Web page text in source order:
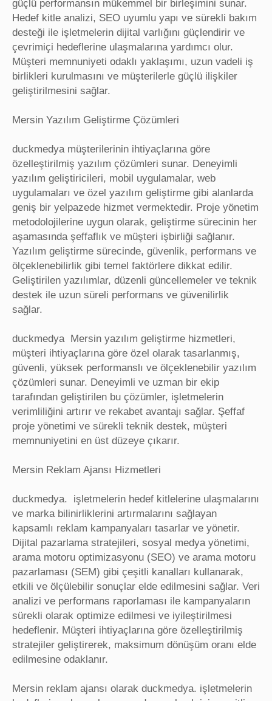
güçlü performansın mükemmel bir birleşimini sunar.
Hedef kitle analizi, SEO uyumlu yapı ve sürekli bakım
desteği ile işletmelerin dijital varlığını güçlendirir ve
çevrimiçi hedeflerine ulaşmalarına yardımcı olur.
Müşteri memnuniyeti odaklı yaklaşımı, uzun vadeli iş
birlikleri kurulmasını ve müşterilerle güçlü ilişkiler
geliştirilmesini sağlar.
Mersin Yazılım Geliştirme Çözümleri
duckmedya müşterilerinin ihtiyaçlarına göre
özelleştirilmiş yazılım çözümleri sunar. Deneyimli
yazılım geliştiricileri, mobil uygulamalar, web
uygulamaları ve özel yazılım geliştirme gibi alanlarda
geniş bir yelpazede hizmet vermektedir. Proje yönetim
metodolojilerine uygun olarak, geliştirme sürecinin her
aşamasında şeffaflık ve müşteri işbirliği sağlanır.
Yazılım geliştirme sürecinde, güvenlik, performans ve
ölçeklenebilirlik gibi temel faktörlere dikkat edilir.
Geliştirilen yazılımlar, düzenli güncellemeler ve teknik
destek ile uzun süreli performans ve güvenilirlik
sağlar.
duckmedya Mersin yazılım geliştirme hizmetleri,
müşteri ihtiyaçlarına göre özel olarak tasarlanmış,
güvenli, yüksek performanslı ve ölçeklenebilir yazılım
çözümleri sunar. Deneyimli ve uzman bir ekip
tarafından geliştirilen bu çözümler, işletmelerin
verimliliğini artırır ve rekabet avantajı sağlar. Şeffaf
proje yönetimi ve sürekli teknik destek, müşteri
memnuniyetini en üst düzeye çıkarır.
Mersin Reklam Ajansı Hizmetleri
duckmedya. işletmelerin hedef kitlelerine ulaşmalarını
ve marka bilinirliklerini artırmalarını sağlayan
kapsamlı reklam kampanyaları tasarlar ve yönetir.
Dijital pazarlama stratejileri, sosyal medya yönetimi,
arama motoru optimizasyonu (SEO) ve arama motoru
pazarlaması (SEM) gibi çeşitli kanalları kullanarak,
etkili ve ölçülebilir sonuçlar elde edilmesini sağlar. Veri
analizi ve performans raporlaması ile kampanyaların
sürekli olarak optimize edilmesi ve iyileştirilmesi
hedeflenir. Müşteri ihtiyaçlarına göre özelleştirilmiş
stratejiler geliştirerek, maksimum dönüşüm oranı elde
edilmesine odaklanır.
Mersin reklam ajansı olarak duckmedya. işletmelerin